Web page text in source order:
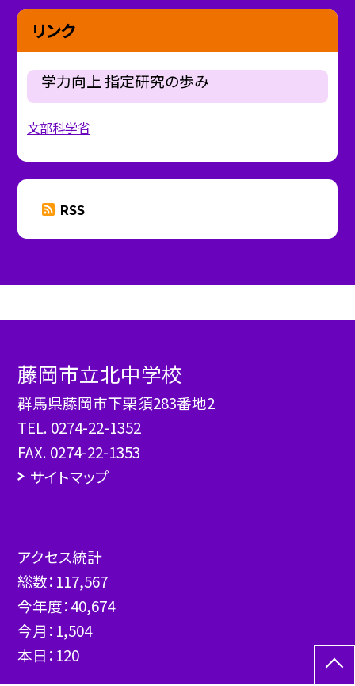
リンク
学力向上 指定研究の歩み
文部科学省
RSS
藤岡市立北中学校
群馬県藤岡市下栗須283番地2
TEL. 0274-22-1352
FAX. 0274-22-1353
サイトマップ
アクセス統計
総数： 117,567
今年度：40,674
今月： 1,504
本日： 120